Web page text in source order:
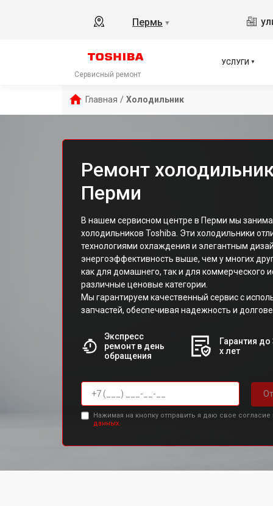
Пермь ▼
Сервисный ремонт
УСЛУГИ
Главная / Холодильник
Ремонт
Перми
В нашем сервисном центре в Перми мы
холодильников Toshiba. Эти холодильники
технологиями охлаждения и элегантным
энергоэффективность выше, чем у многих
как для домашнего, так и для коммерческого
различные ценовые категории.
Мы гарантируем качественный сервис с
запчастей, обеспечивая надежность и
Экспресс
ремонт в день
обращения
Гарантия до
х лет
Нажимая на кнопку отправить я даю свое согласие
данных.